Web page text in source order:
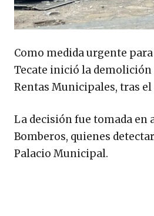
Como medida urgente
Tecate inició la demolición
Rentas Municipales, tras
La decisión fue tomada en
Bomberos, quienes
Palacio Municipal.